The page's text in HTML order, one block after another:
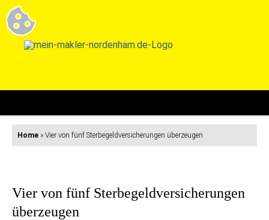
Home » Vier von fünf Sterbegeldversicherungen überzeugen
Vier von fünf Sterbegeldversicherungen
überzeugen